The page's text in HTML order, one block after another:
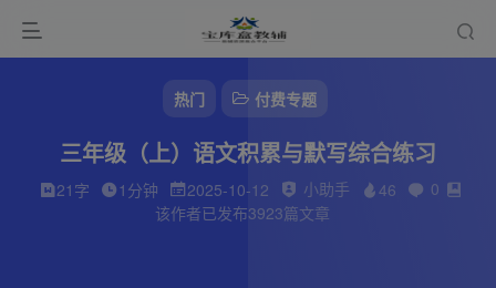
热门 付费专题
三年级（上）语文积累与默写综合练习
21字 1分钟 2025-10-12 小助手 46
0
该作者已发布3923篇文章